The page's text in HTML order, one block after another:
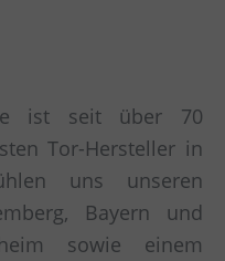
ist seit über 70
Tor-Hersteller in
uns unseren
Bayern und
sowie einem